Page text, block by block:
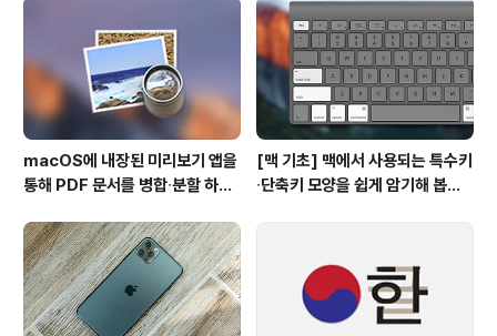
macOS에 내장된 미리보기 앱을
통해 PDF 문서를 병합∙분할 하는
[맥 기초] 맥에서 사용되는 특수키
∙단축키 모양을 쉽게 암기해 봅시